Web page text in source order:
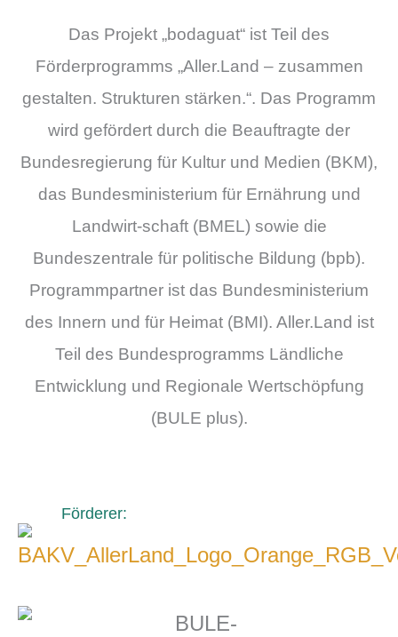
Das Projekt „bodaguat“ ist Teil des
Förderprogramms „Aller.Land – zusammen
gestalten. Strukturen stärken.“. Das Programm
wird gefördert durch die Beauftragte der
Bundesregierung für Kultur und Medien (BKM),
das Bundesministerium für Ernährung und
Landwirt-schaft (BMEL) sowie die
Bundeszentrale für politische Bildung (bpb).
Programmpartner ist das Bundesministerium
des Innern und für Heimat (BMI). Aller.Land ist
Teil des Bundesprogramms Ländliche
Entwicklung und Regionale Wertschöpfung
(BULE plus).
Förderer: